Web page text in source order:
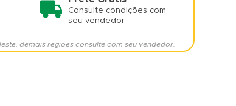
Consulte condições com
seu vendedor
demais regiões consulte com seu vendedor.